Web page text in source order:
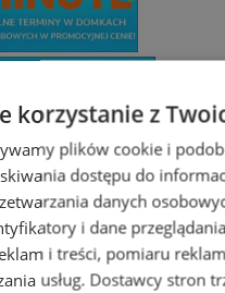
korzystanie z
plików cookie i
dostępu do
danych
i dane
i treści, pomiaru
usług. Dostawcy stron